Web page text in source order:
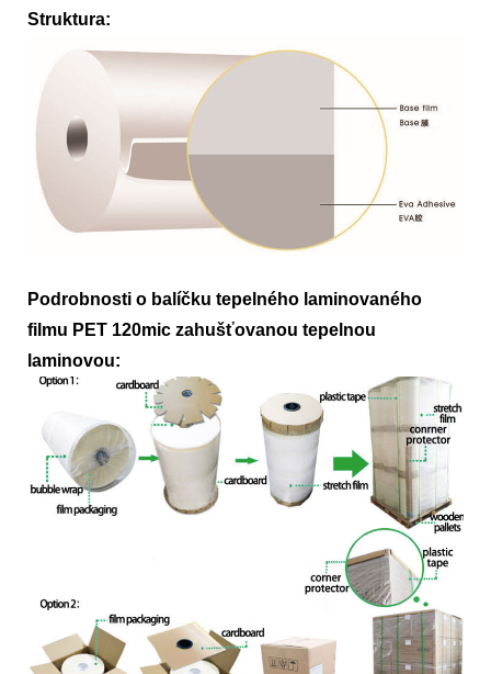
Struktura:
Podrobnosti o balíčku tepelného laminovaného
filmu PET 120mic zahušťovanou tepelnou
laminovou: